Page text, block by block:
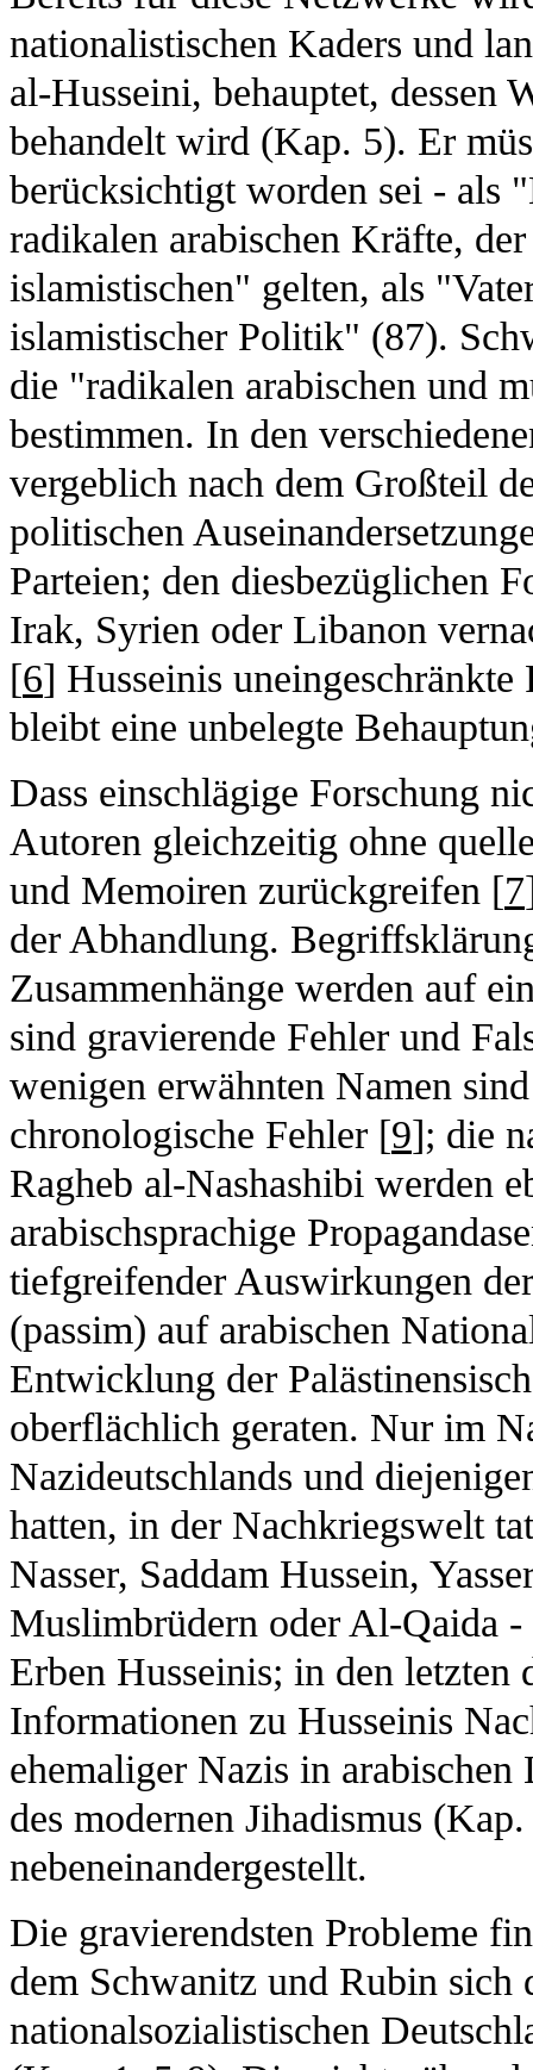
nationalistischen Kaders und
al-Husseini, behauptet, dessen
behandelt wird (Kap. 5). Er
berücksichtigt worden sei - als
radikalen arabischen Kräfte,
islamistischen" gelten, als
islamistischer Politik" (87).
die "radikalen arabischen und
bestimmen. In den
vergeblich nach dem Großteil
politischen
Parteien; den diesbezüglichen
Irak, Syrien oder Libanon
[6] Husseinis
bleibt eine unbelegte
Dass einschlägige Forschung
Autoren gleichzeitig ohne
und Memoiren zurückgreifen [7
der Abhandlung.
Zusammenhänge werden auf
sind gravierende Fehler und
wenigen erwähnten Namen
chronologische Fehler [9]; die
Ragheb al-Nashashibi werden
arabischsprachige
tiefgreifender Auswirkungen
(passim) auf arabischen
Entwicklung der
oberflächlich geraten. Nur im
Nazideutschlands und
hatten, in der Nachkriegswelt
Nasser, Saddam Hussein,
Muslimbrüdern oder Al-Qaida
Erben Husseinis; in den letzten
Informationen zu Husseinis
ehemaliger Nazis in
des modernen Jihadismus
nebeneinandergestellt.
Die gravierendsten Probleme
dem Schwanitz und Rubin sich
nationalsozialistischen